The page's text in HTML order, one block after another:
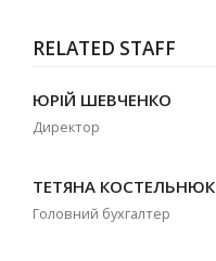
RELATED STAFF
ЮРІЙ ШЕВЧЕНКО
Директор
ТЕТЯНА КОСТЕЛЬНЮК
Головний бухгалтер